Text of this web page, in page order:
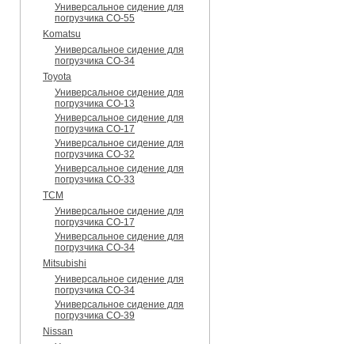
Универсальное сидение для
погрузчика CO-55
Komatsu
Универсальное сидение для
погрузчика CO-34
Toyota
Универсальное сидение для
погрузчика CO-13
Универсальное сидение для
погрузчика CO-17
Универсальное сидение для
погрузчика CO-32
Универсальное сидение для
погрузчика CO-33
TCM
Универсальное сидение для
погрузчика CO-17
Универсальное сидение для
погрузчика CO-34
Mitsubishi
Универсальное сидение для
погрузчика CO-34
Универсальное сидение для
погрузчика CO-39
Nissan